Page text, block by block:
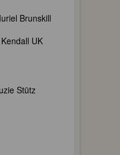
Brunskill
UK
Stütz